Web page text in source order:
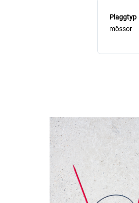
Plaggtyp
mössor